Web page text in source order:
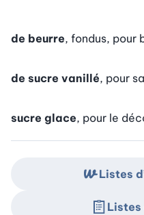
de beurre, fondus, pour
de sucre vanillé, pour
sucre glace, pour le
Listes
Listes